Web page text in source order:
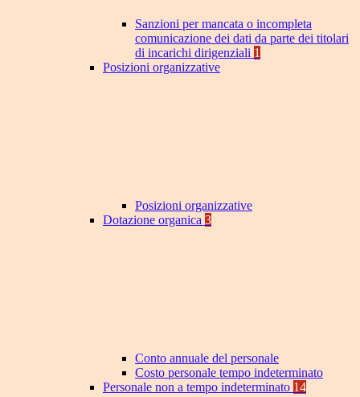
Sanzioni per mancata o incompleta
comunicazione dei dati da parte dei titolari
di incarichi dirigenziali 1
Posizioni organizzative
Posizioni organizzative
Dotazione organica 3
Conto annuale del personale
Costo personale tempo indeterminato
Personale non a tempo indeterminato 14